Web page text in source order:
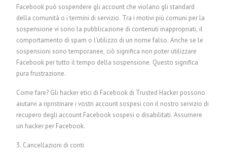
Facebook può sospendere gli account che violano gli standard
della comunità o i termini di servizio. Tra i motivi più comuni per la
sospensione vi sono la pubblicazione di contenuti inappropriati, il
comportamento di spam o l'utilizzo di un nome falso. Anche se le
sospensioni sono temporanee, ciò significa non poter utilizzare
Facebook per tutto il tempo della sospensione. Questo significa
pura frustrazione.
Come fare? Gli hacker etici di Facebook di Trusted Hacker possono
aiutarvi a ripristinare i vostri account sospesi con il nostro servizio di
recupero degli account Facebook sospesi o disabilitati.Assumere
un hacker per Facebook.
3. Cancellazioni di conti